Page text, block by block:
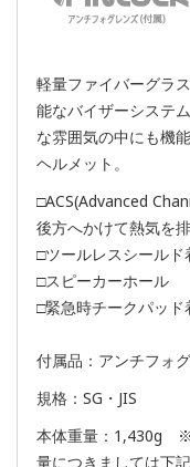
軽量ファイバーグラ
能なバイザーシステ
な雰囲気の中にも機
ヘルメット。
□ACS(Advanced
後方へかけて熱気を
□ツールレスシールド
□スピーカーホール
□緊急時チークパッド
付属品：アンチフォ
規格：SG・JIS
本体重量：1,430g ※
量につきましては下